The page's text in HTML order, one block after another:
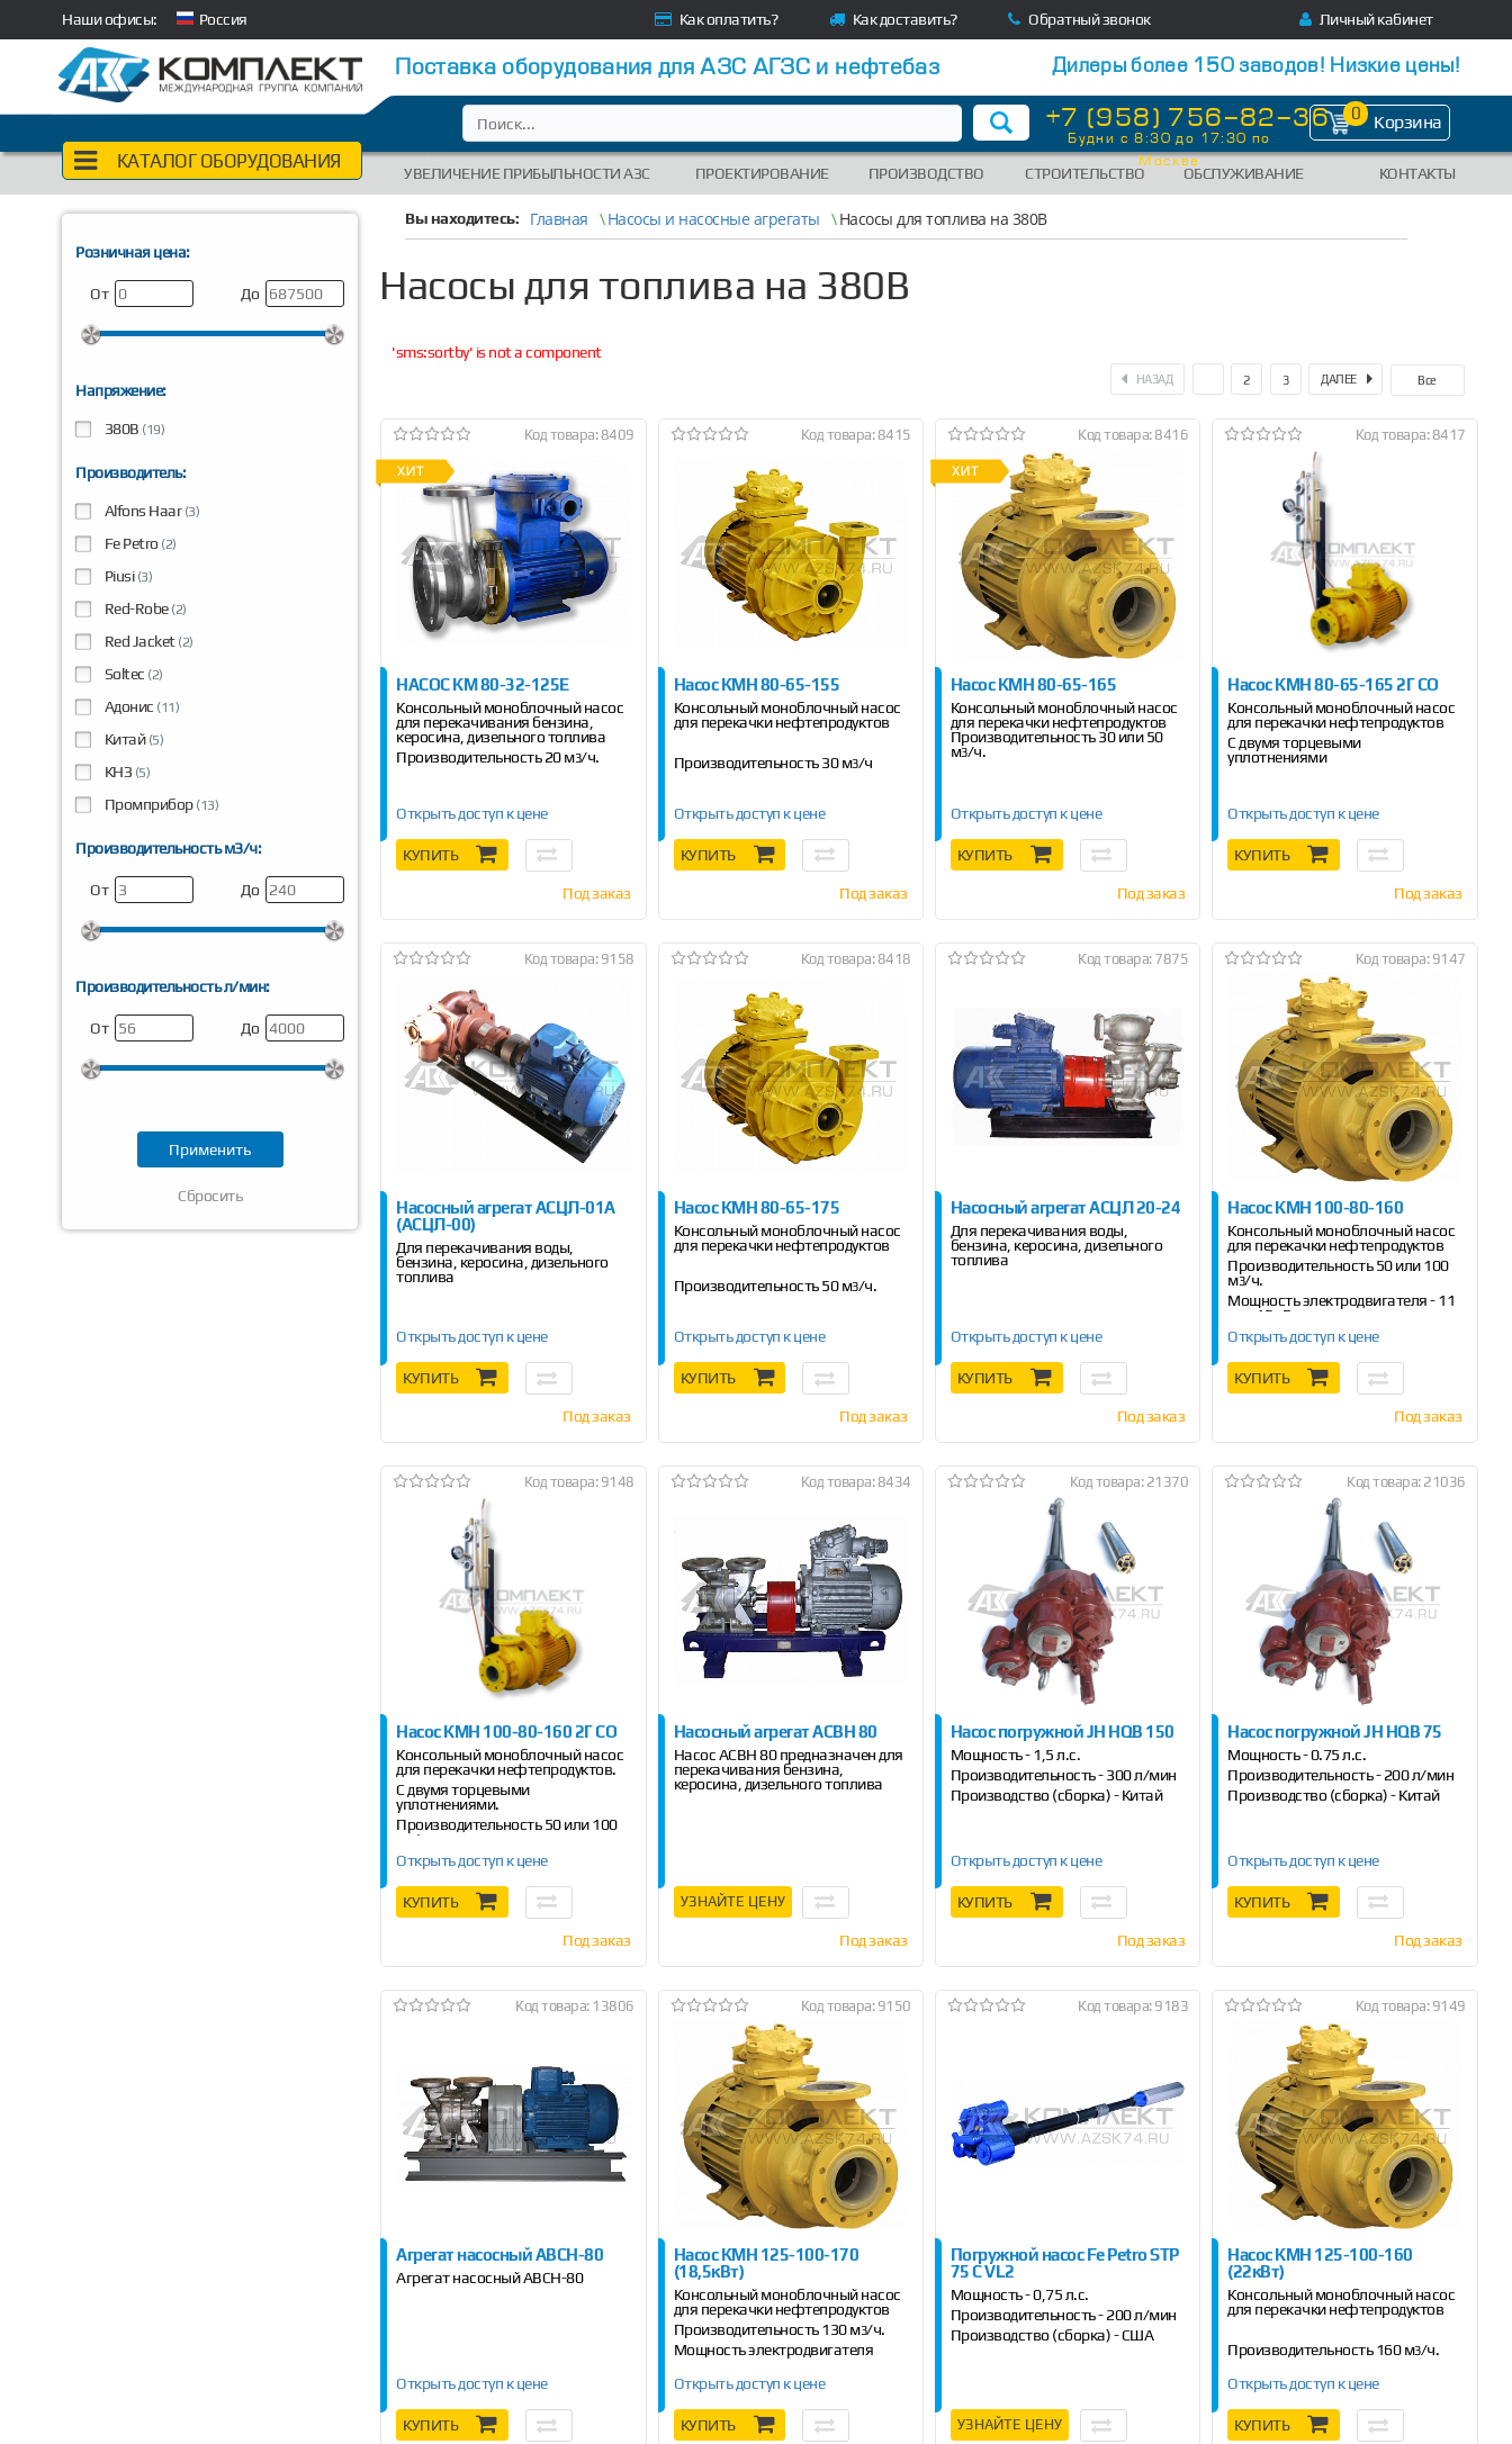
Наши офисы: Россия Как оплатить? Как доставить? Обратный звонок Личный кабинет
Поставка оборудования для АЗС АГЗС и нефтебаз Дилеры более 150 заводов! Низкие цены!
КАТАЛОГ ОБОРУДОВАНИЯ
+7 (958) 756-82-36
Будни с 8:30 до 17:30 по
Москве
0 Корзина
УВЕЛИЧЕНИЕ ПРИБЫЛЬНОСТИ АЗС ПРОЕКТИРОВАНИЕ ПРОИЗВОДСТВО СТРОИТЕЛЬСТВО ОБСЛУЖИВАНИЕ КОНТАКТЫ
Вы находитесь: Главная \Насосы и насосные агрегаты \Насосы для топлива на 380В
Розничная цена:
От До
Напряжение:
380В (19)
Производитель:
Alfons Haar (3)
Fe Petro (2)
Piusi (3)
Red-Robe (2)
Red Jacket (2)
Soltec (2)
Адонис (11)
Китай (5)
КНЗ (5)
Промприбор (13)
Производительность м3/ч:
От До
Производительность л/мин:
От До
Сбросить
Насосы для топлива на 380В
'sms:sortby' is not a component
НАЗАД 2 3 ДАЛЕЕ Все
Код товара: 8409
НАСОС КМ 80-32-125Е
Консольный моноблочный насос
для перекачивания бензина,
керосина, дизельного топлива
Производительность 20 м3/ч.
Открыть доступ к цене
КУПИТЬ
Под заказ
Код товара: 8415
Насос КМН 80-65-155
Консольный моноблочный насос
для перекачки нефтепродуктов
Производительность 30 м3/ч
Открыть доступ к цене
КУПИТЬ
Под заказ
Код товара: 8416
Насос КМН 80-65-165
Консольный моноблочный насос
для перекачки нефтепродуктов
Производительность 30 или 50
м3/ч.
Открыть доступ к цене
КУПИТЬ
Под заказ
Код товара: 8417
Насос КМН 80-65-165 2Г СО
Консольный моноблочный насос
для перекачки нефтепродуктов
С двумя торцевыми
уплотнениями
м3/ч.
Открыть доступ к цене
КУПИТЬ
Под заказ
Код товара: 9158
Насосный агрегат АСЦЛ-01A
(АСЦЛ-00)
Для перекачивания воды,
бензина, керосина, дизельного
топлива
Открыть доступ к цене
КУПИТЬ
Под заказ
Код товара: 8418
Насос КМН 80-65-175
Консольный моноблочный насос
для перекачки нефтепродуктов
Производительность 50 м3/ч.
Открыть доступ к цене
КУПИТЬ
Под заказ
Код товара: 7875
Насосный агрегат АСЦЛ 20-24
Для перекачивания воды,
бензина, керосина, дизельного
топлива
Открыть доступ к цене
КУПИТЬ
Под заказ
Код товара: 9147
Насос КМН 100-80-160
Консольный моноблочный насос
для перекачки нефтепродуктов
Производительность 50 или 100
м3/ч.
Мощность электродвигателя - 11
или 15 кВт
Открыть доступ к цене
КУПИТЬ
Под заказ
Код товара: 9148
Насос КМН 100-80-160 2Г СО
Консольный моноблочный насос
для перекачки нефтепродуктов.
С двумя торцевыми
уплотнениями.
Производительность 50 или 100
/ч.
Открыть доступ к цене
КУПИТЬ
Под заказ
Код товара: 8434
Насосный агрегат АСВН 80
Насос АСВН 80 предназначен для
перекачивания бензина,
керосина, дизельного топлива
УЗНАЙТЕ ЦЕНУ
Под заказ
Код товара: 21370
Насос погружной JH HQB 150
Мощность - 1,5 л.с.
Производительность - 300 л/мин
Производство (сборка) - Китай
Открыть доступ к цене
КУПИТЬ
Под заказ
Код товара: 21036
Насос погружной JH HQB 75
Мощность - 0.75 л.с.
Производительность - 200 л/мин
Производство (сборка) - Китай
Открыть доступ к цене
КУПИТЬ
Под заказ
Код товара: 13806
Агрегат насосный АВСН-80
Агрегат насосный АВСН-80
Открыть доступ к цене
КУПИТЬ
Код товара: 9150
Насос КМН 125-100-170
(18,5кВт)
Консольный моноблочный насос
для перекачки нефтепродуктов
Производительность 130 м3/ч.
Мощность электродвигателя
Открыть доступ к цене
КУПИТЬ
Код товара: 9183
Погружной насос Fe Petro STP
75 C VL2
Мощность - 0,75 л.с.
Производительность - 200 л/мин
Производство (сборка) - США
УЗНАЙТЕ ЦЕНУ
Код товара: 9149
Насос КМН 125-100-160
(22кВт)
Консольный моноблочный насос
для перекачки нефтепродуктов
Производительность 160 м3/ч.
кВт
Открыть доступ к цене
КУПИТЬ